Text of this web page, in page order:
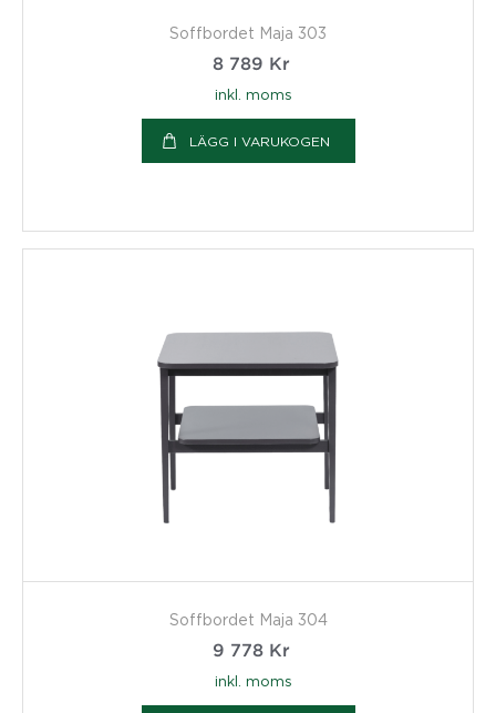
Soffbordet Maja 303
8 789 Kr
inkl. moms
LÄGG I VARUKOGEN
Soffbordet Maja 304
9 778 Kr
inkl. moms